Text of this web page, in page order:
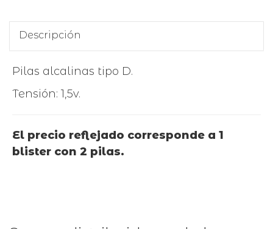
Descripción
Pilas alcalinas tipo D.
Tensión: 1,5v.
El precio reflejado corresponde a 1
blister con 2 pilas.